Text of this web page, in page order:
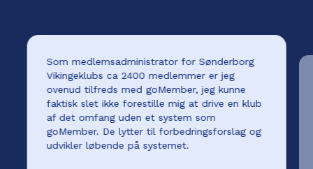
Som medlemsadministrator for Sønderborg
Vikingeklubs ca 2400 medlemmer er jeg
ovenud tilfreds med goMember, jeg kunne
faktisk slet ikke forestille mig at drive en klub
af det omfang uden et system som
goMember. De lytter til forbedringsforslag og
udvikler løbende på systemet.